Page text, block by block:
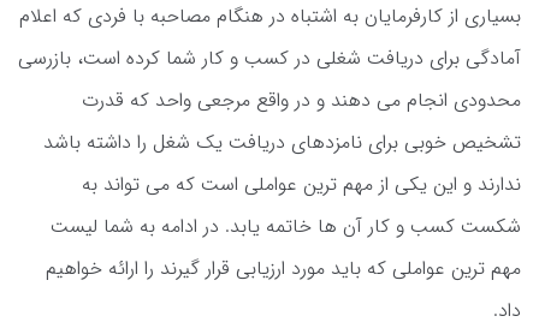
بسیاری از کارفرمایان به اشتباه در هنگام مصاحبه با فردی که اعلام
آمادگی برای دریافت شغلی در کسب و کار شما کرده است، بازرسی
محدودی انجام می دهند و در واقع مرجعی واحد که قدرت
تشخیص خوبی برای نامزدهای دریافت یک شغل را داشته باشد
ندارند و این یکی از مهم ترین عواملی است که می تواند به
شکست کسب و کار آن ها خاتمه یابد. در ادامه به شما لیست
مهم ترین عواملی که باید مورد ارزیابی قرار گیرند را ارائه خواهیم
داد.